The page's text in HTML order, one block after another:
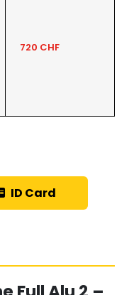
720 CHF
ID Card